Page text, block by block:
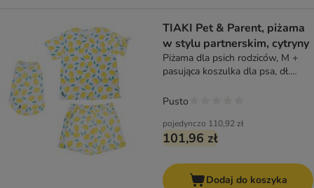
TIAKI Pet & Parent, piżama
w stylu partnerskim, cytryny
Piżama dla psich rodziców, M +
pasująca koszulka dla psa, dł.
pojedynczo 110,92 zł
101,96 zł
Pusto
Dodaj do koszyka